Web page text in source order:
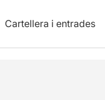
Cartellera i entrades